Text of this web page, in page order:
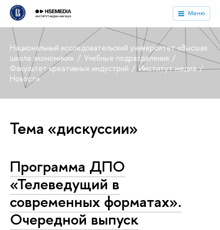
Меню
Национальный исследовательский университет «Высшая
школа экономики»
Учебные подразделения
Факультет креативных индустрий
Институт медиа
Новости
Тема «дискуссии»
Программа ДПО
«Телеведущий в
современных форматах».
Очередной выпуск